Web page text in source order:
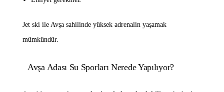
Jet ski ile Avşa sahilinde yüksek adrenalin yaşamak
mümkündür.
Avşa Adası Su Sporları Nerede Yapılıyor?